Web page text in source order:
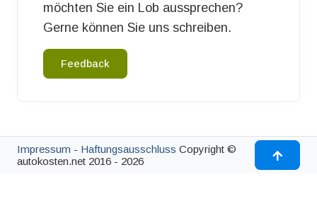
möchten Sie ein Lob aussprechen?
Gerne können Sie uns schreiben.
Feedback
Impressum - Haftungsausschluss Copyright ©
autokosten.net 2016 - 2026